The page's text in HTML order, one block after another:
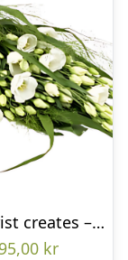
The florist creates – Funeral bouquet
kr